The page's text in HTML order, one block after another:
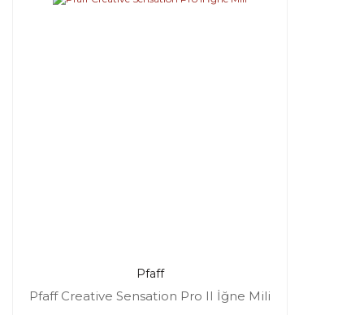
Pfaff
Pfaff Creative Sensation Pro II İğne Mili